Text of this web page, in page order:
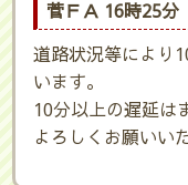
菅ＦＡ 16時25分
道路状況等により
います。
10分以上の遅延は
よろしくお願いい